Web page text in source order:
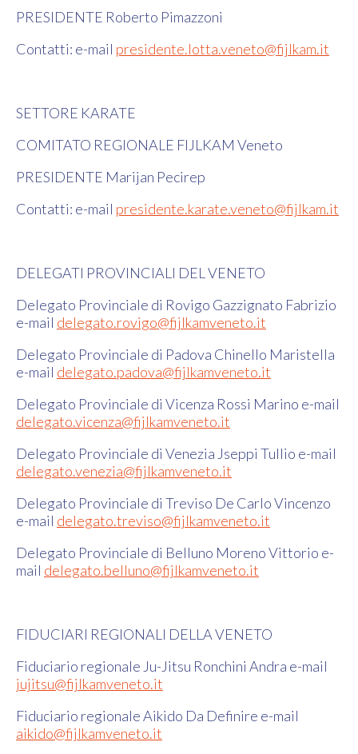
PRESIDENTE Roberto Pimazzoni
Contatti: e-mail presidente.lotta.veneto@fijlkam.it
SETTORE KARATE
COMITATO REGIONALE FIJLKAM Veneto
PRESIDENTE Marijan Pecirep
Contatti: e-mail presidente.karate.veneto@fijlkam.it
DELEGATI PROVINCIALI DEL VENETO
Delegato Provinciale di Rovigo Gazzignato Fabrizio
e-mail delegato.rovigo@fijlkamveneto.it
Delegato Provinciale di Padova Chinello Maristella
e-mail delegato.padova@fijlkamveneto.it
Delegato Provinciale di Vicenza Rossi Marino e-mail
delegato.vicenza@fijlkamveneto.it
Delegato Provinciale di Venezia Jseppi Tullio e-mail
delegato.venezia@fijlkamveneto.it
Delegato Provinciale di Treviso De Carlo Vincenzo
e-mail delegato.treviso@fijlkamveneto.it
Delegato Provinciale di Belluno Moreno Vittorio e-
mail delegato.belluno@fijlkamveneto.it
FIDUCIARI REGIONALI DELLA VENETO
Fiduciario regionale Ju-Jitsu Ronchini Andra e-mail
jujitsu@fijlkamveneto.it
Fiduciario regionale Aikido Da Definire e-mail
aikido@fijlkamveneto.it